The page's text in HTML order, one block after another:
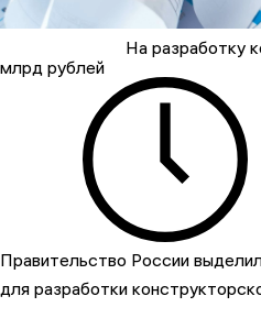
На разработку
млрд рублей
Правительство России
для разработки